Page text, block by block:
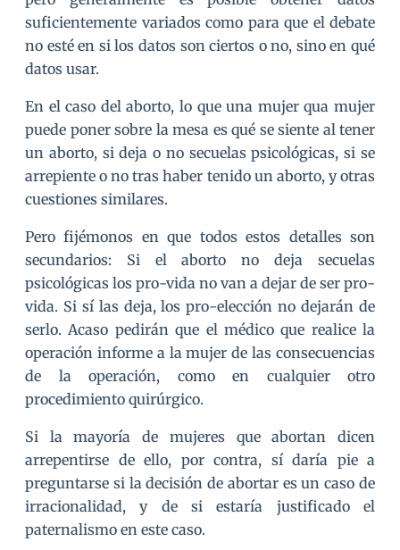
suficientemente variados como para que el debate
no esté en si los datos son ciertos o no, sino en qué
datos usar.
En el caso del aborto, lo que una mujer qua mujer
puede poner sobre la mesa es qué se siente al tener
un aborto, si deja o no secuelas psicológicas, si se
arrepiente o no tras haber tenido un aborto, y otras
cuestiones similares.
Pero fijémonos en que todos estos detalles son
secundarios: Si el aborto no deja secuelas
psicológicas los pro-vida no van a dejar de ser pro-
vida. Si sí las deja, los pro-elección no dejarán de
serlo. Acaso pedirán que el médico que realice la
operación informe a la mujer de las consecuencias
de la operación, como en cualquier otro
procedimiento quirúrgico.
Si la mayoría de mujeres que abortan dicen
arrepentirse de ello, por contra, sí daría pie a
preguntarse si la decisión de abortar es un caso de
irracionalidad, y de si estaría justificado el
paternalismo en este caso.